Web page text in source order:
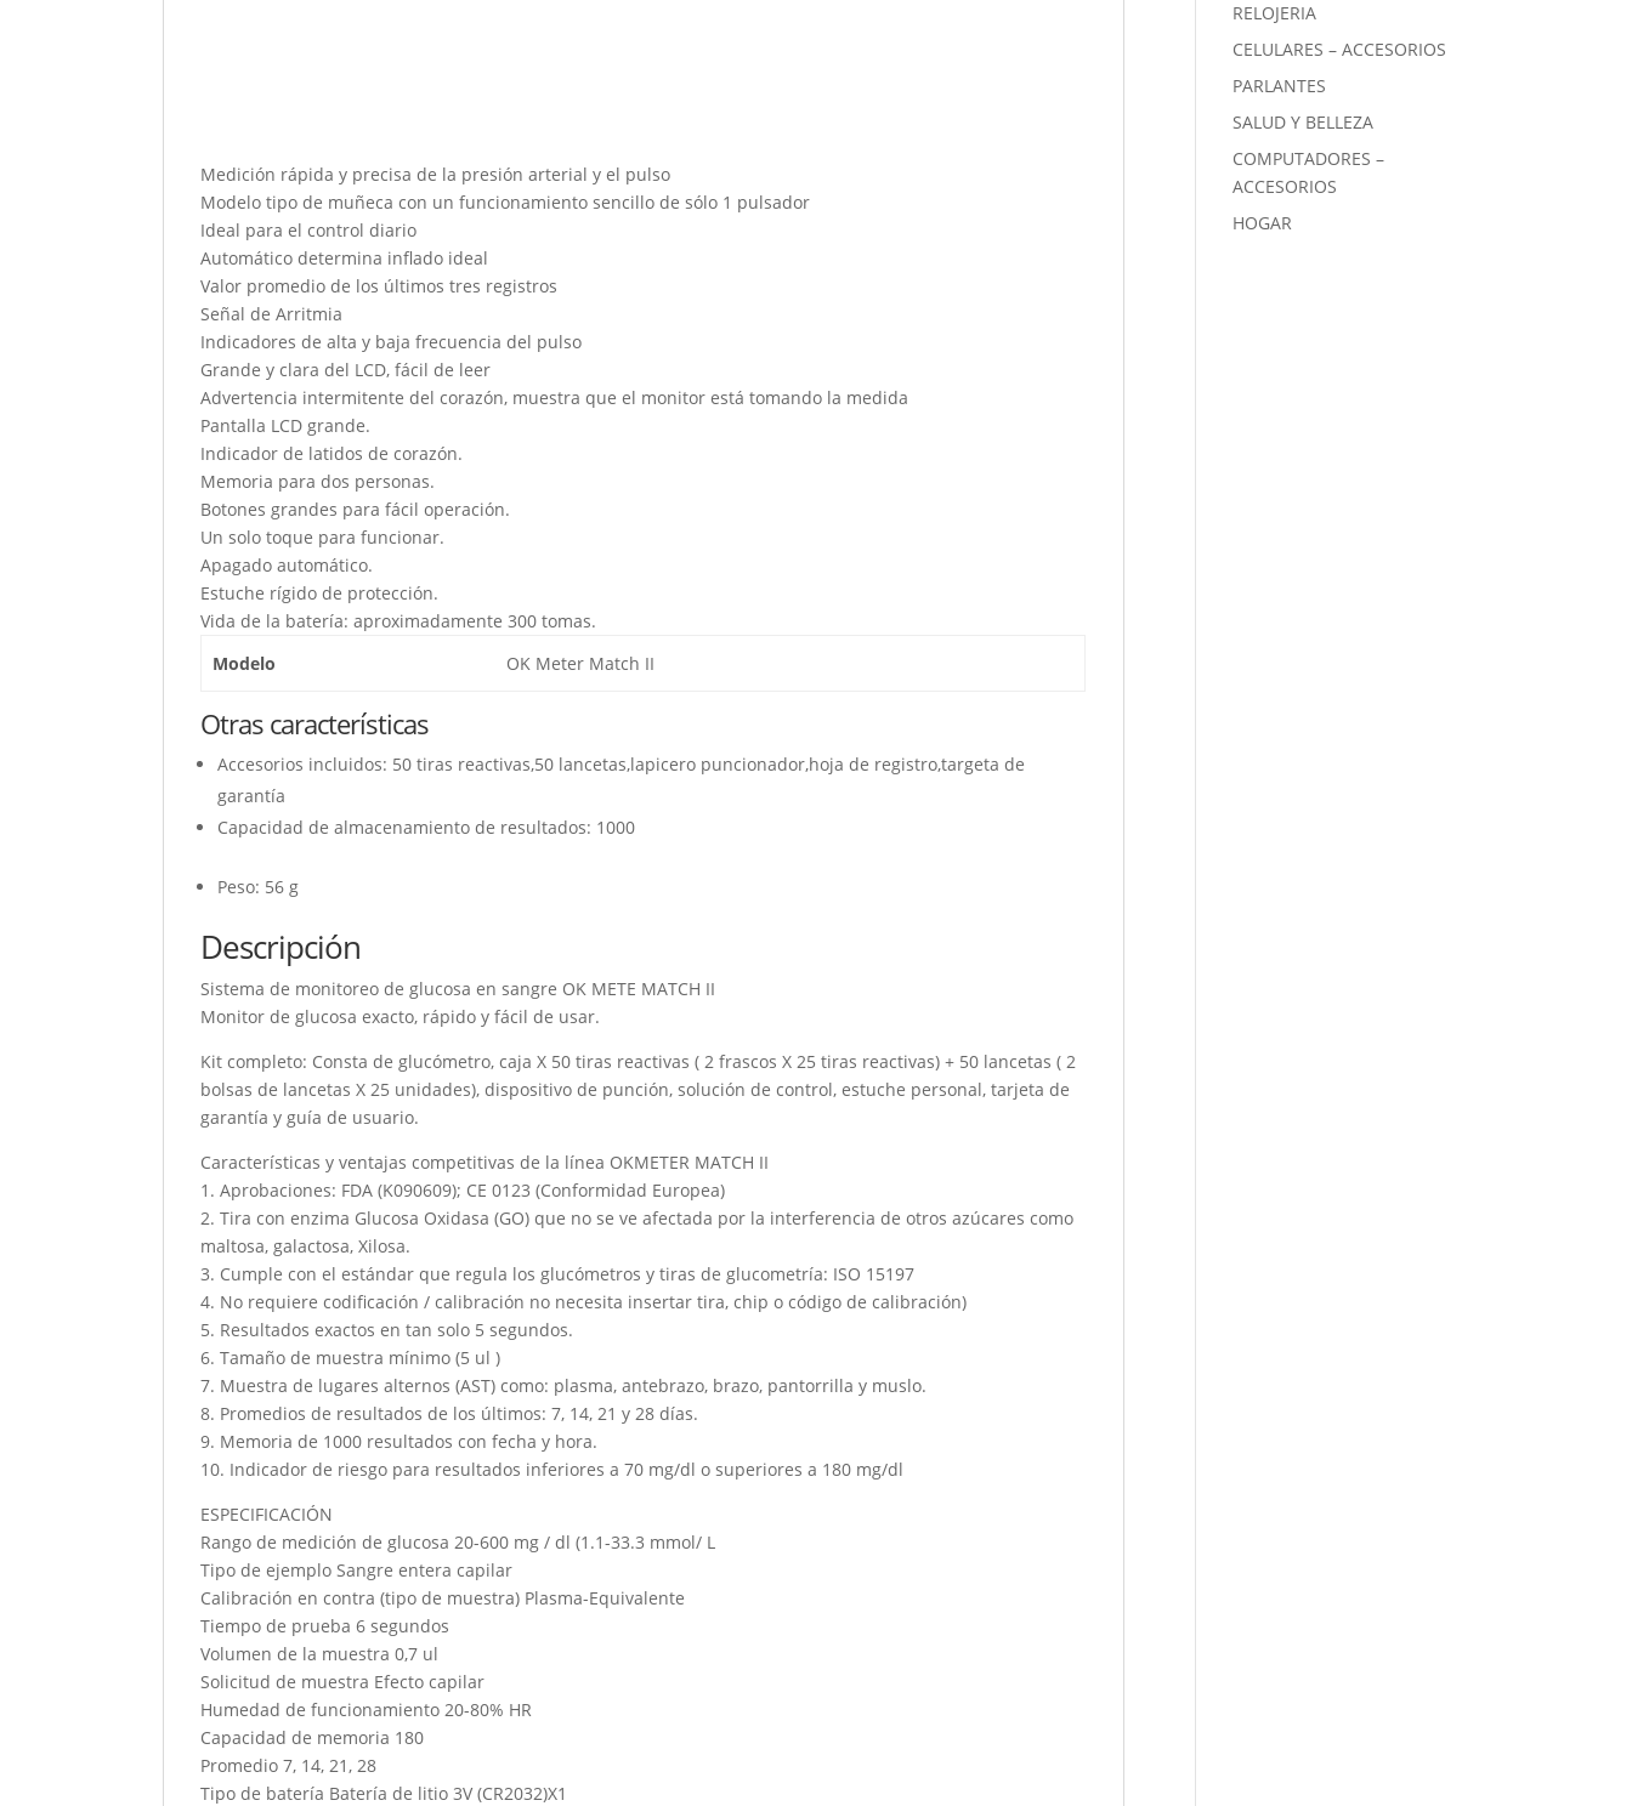
Medición rápida y precisa de la presión arterial y el pulso
Modelo tipo de muñeca con un funcionamiento sencillo de sólo 1 pulsador
Ideal para el control diario
Automático determina inflado ideal
Valor promedio de los últimos tres registros
Señal de Arritmia
Indicadores de alta y baja frecuencia del pulso
Grande y clara del LCD, fácil de leer
Advertencia intermitente del corazón, muestra que el monitor está tomando la medida
Pantalla LCD grande.
Indicador de latidos de corazón.
Memoria para dos personas.
Botones grandes para fácil operación.
Un solo toque para funcionar.
Apagado automático.
Estuche rígido de protección.
Vida de la batería: aproximadamente 300 tomas.
Modelo
OK Meter Match II
Otras características
Accesorios incluidos: 50 tiras reactivas,50 lancetas,lapicero puncionador,hoja de registro,targeta de
garantía
Capacidad de almacenamiento de resultados: 1000
Peso: 56 g
Descripción
Sistema de monitoreo de glucosa en sangre OK METE MATCH II
Monitor de glucosa exacto, rápido y fácil de usar.
Kit completo: Consta de glucómetro, caja X 50 tiras reactivas ( 2 frascos X 25 tiras reactivas) + 50 lancetas ( 2
bolsas de lancetas X 25 unidades), dispositivo de punción, solución de control, estuche personal, tarjeta de
garantía y guía de usuario.
Características y ventajas competitivas de la línea OKMETER MATCH II
1. Aprobaciones: FDA (K090609); CE 0123 (Conformidad Europea)
2. Tira con enzima Glucosa Oxidasa (GO) que no se ve afectada por la interferencia de otros azúcares como
maltosa, galactosa, Xilosa.
3. Cumple con el estándar que regula los glucómetros y tiras de glucometría: ISO 15197
4. No requiere codificación / calibración no necesita insertar tira, chip o código de calibración)
5. Resultados exactos en tan solo 5 segundos.
6. Tamaño de muestra mínimo (5 ul )
7. Muestra de lugares alternos (AST) como: plasma, antebrazo, brazo, pantorrilla y muslo.
8. Promedios de resultados de los últimos: 7, 14, 21 y 28 días.
9. Memoria de 1000 resultados con fecha y hora.
10. Indicador de riesgo para resultados inferiores a 70 mg/dl o superiores a 180 mg/dl
ESPECIFICACIÓN
Rango de medición de glucosa 20-600 mg / dl (1.1-33.3 mmol/ L
Tipo de ejemplo Sangre entera capilar
Calibración en contra (tipo de muestra) Plasma-Equivalente
Tiempo de prueba 6 segundos
Volumen de la muestra 0,7 ul
Solicitud de muestra Efecto capilar
Humedad de funcionamiento 20-80% HR
Capacidad de memoria 180
Promedio 7, 14, 21, 28
Tipo de batería Batería de litio 3V (CR2032)X1
era:
$55,000.$35,000.
RELOJERIA
CELULARES – ACCESORIOS
PARLANTES
SALUD Y BELLEZA
COMPUTADORES –
ACCESORIOS
HOGAR